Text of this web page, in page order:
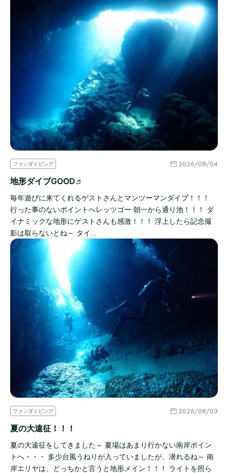
ファンダイビング 2026/08/04
地形ダイブGOOD♬
毎年遊びに来てくれるゲストさんとマンツーマンダイブ！！！
行った事のないポイントへレッツゴー 朝一から通り池！！！ ダ
イナミックな地形にゲストさんも感激！！！ 浮上したら記念撮
影は取らないとね～ タイ…
ファンダイビング 2026/08/03
夏の大遠征！！！
夏の大遠征をしてきました～ 夏場はあまり行かない南岸ポイン
トへ・・・ 多少台風うねりが入っていましたが、潜れるね～ 南
岸エリヤは、どっちかと言うと地形メイン！！！ ライトを照ら